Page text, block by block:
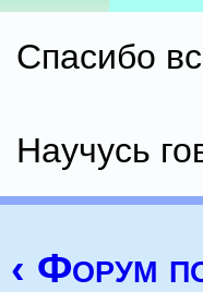
Спасибо
Научусь
‹ Форум